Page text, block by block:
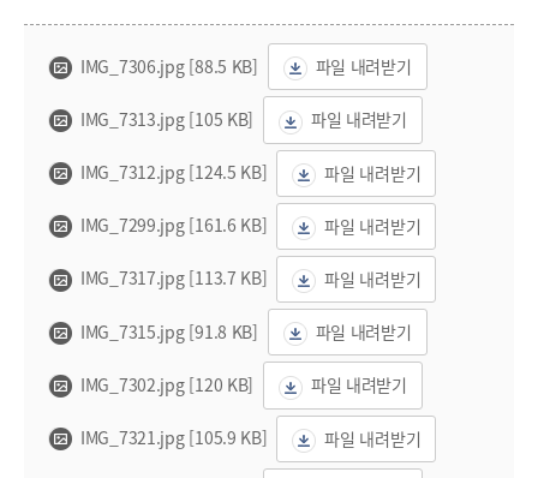
IMG_7306.jpg [88.5 KB] 파일 내려받기
IMG_7313.jpg [105 KB] 파일 내려받기
IMG_7312.jpg [124.5 KB] 파일 내려받기
IMG_7299.jpg [161.6 KB] 파일 내려받기
IMG_7317.jpg [113.7 KB] 파일 내려받기
IMG_7315.jpg [91.8 KB] 파일 내려받기
IMG_7302.jpg [120 KB] 파일 내려받기
IMG_7321.jpg [105.9 KB] 파일 내려받기